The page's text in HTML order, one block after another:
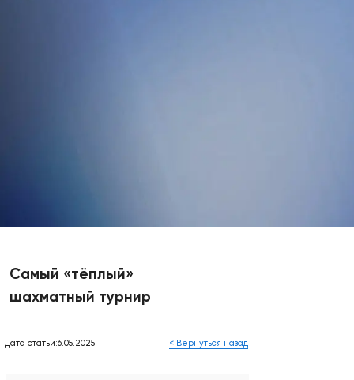
< Вернуться назад
Самый «тёплый»
шахматный турнир
Дата статьи:6.05.2025